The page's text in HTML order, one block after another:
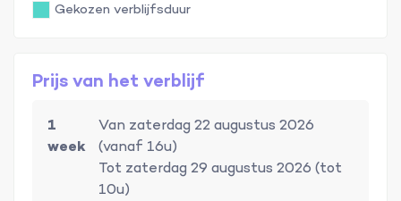
Gekozen verblijfsduur
Prijs van het verblijf
1
week
Van zaterdag 22 augustus 2026
(vanaf 16u)
Tot zaterdag 29 augustus 2026 (tot
10u)